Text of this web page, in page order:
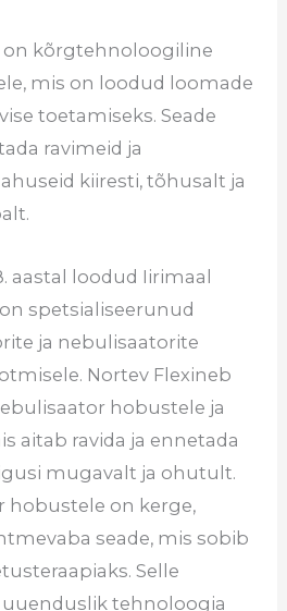
on kõrgtehnoloogiline
mis on loodud loomade
toetamiseks. Seade
ravimeid ja
kiiresti, tõhusalt ja
aastal loodud Iirimaal
spetsialiseerunud
ja nebulisaatorite
Nortev Flexineb
hobustele ja
aitab ravida ja ennetada
mugavalt ja ohutult.
hobustele on kerge,
seade, mis sobib
Selle
uuenduslik tehnoloogia